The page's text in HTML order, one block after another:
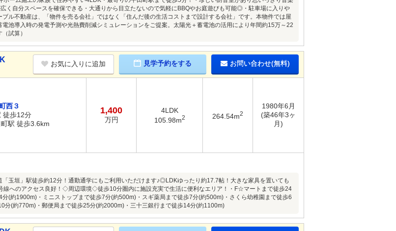
く自分スペースを確保できる・大通りから目立たないので気軽にBBQやお庭遊びも可能◎・駐車場に入りや
ル不動産は、「物件を売る会社」ではなく「住んだ後の生活コストまで設計する会社」です。本物件では屋
池導入時の発電予測や光熱費削減シミュレーションをご提案。太陽光＋蓄電池の活用により年間約15万～22
試算）
お気に入りに追加 見学予約をする お問い合わせ(無料)
西３
徒歩12分
駅 徒歩3.6km
1,400
万円
4LDK
105.98m2 264.54m2
1980年6月
(築46年3ヶ
月)
垣」駅徒歩約12分！通勤通学にもご利用いただけます♪◎LDKゆったり約17.7帖！大きな家具を置いても
線へのアクセス良好！◇周辺環境◇徒歩10分圏内に施設充実で生活に便利なエリア！・F☆マートまで徒歩24
(約1900m)・ミニストップまで徒歩7分(約500m)・スギ薬局まで徒歩7分(約500m)・さくら幼稚園まで徒歩6
分(約770m)・郵便局まで徒歩25分(約2000m)・三十三銀行まで徒歩14分(約1100m)